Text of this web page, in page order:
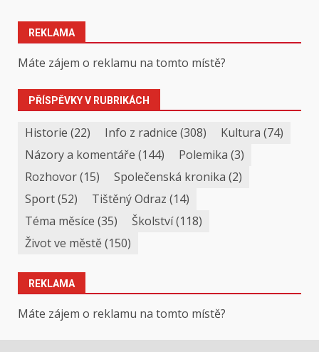
REKLAMA
Máte zájem o reklamu na tomto místě?
PŘÍSPĚVKY V RUBRIKÁCH
Historie (22) Info z radnice (308) Kultura (74)
Názory a komentáře (144) Polemika (3)
Rozhovor(15) Společenská kronika (2)
Sport(52) Tištěný Odraz (14)
Téma měsíce (35) Školství(118)
Život ve městě(150)
REKLAMA
Máte zájem o reklamu na tomto místě?